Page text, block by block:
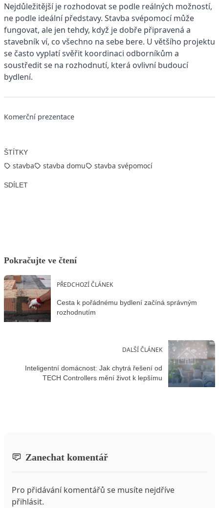
Nejdůležitější je rozhodovat se podle reálných možností,
ne podle ideální představy. Stavba svépomocí může
fungovat, ale jen tehdy, když je dobře připravená a
stavebník ví, co všechno na sebe bere. U většího projektu
se často vyplatí svěřit koordinaci odborníkům a
soustředit se na rozhodnutí, která ovlivní budoucí
bydlení.
Komerční prezentace
ŠTÍTKY
stavba stavba domu stavba svépomocí
SDÍLET
Pokračujte ve čtení
PŘEDCHOZÍ ČLÁNEK
Cesta k pořádnému bydlení začíná správným
rozhodnutím
DALŠÍ ČLÁNEK
Inteligentní domácnost: Jak chytrá řešení od
TECH Controllers mění život k lepšímu
Zanechat komentář
Pro přidávání komentářů se musíte nejdříve
přihlásit.